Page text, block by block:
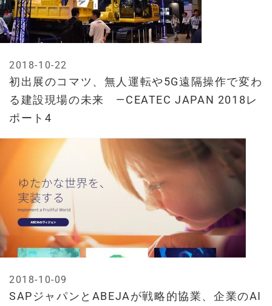
初出展のコマツ、無人運転や5G遠隔操作で変わ
る建設現場の未来 —CEATEC JAPAN 2018レ
ポート4
2018-10-22
SAPジャパンとABEJAが戦略的協業、企業のAI
2018-10-09